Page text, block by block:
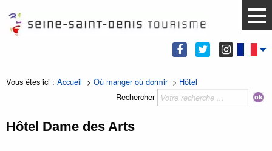
Vous êtes ici : Accueil > Où manger où dormir> Hôtel
Rechercher
Hôtel Dame des Arts